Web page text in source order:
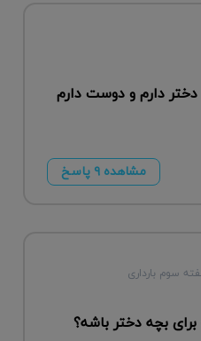
دارم و دوست دارم
مشاهده ۹ پاسخ
سوم بارداری
بچه دختر باشه؟